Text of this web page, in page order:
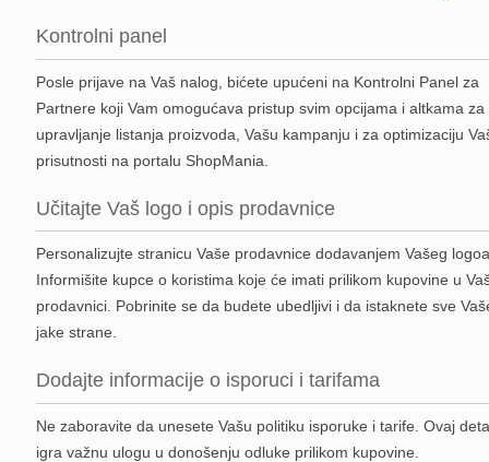
Kontrolni panel
Posle prijave na Vaš nalog, bićete upućeni na Kontrolni Panel za
Partnere koji Vam omogućava pristup svim opcijama i altkama za
upravljanje listanja proizvoda, Vašu kampanju i za optimizaciju
prisutnosti na portalu ShopMania.
Učitajte Vaš logo i opis prodavnice
Personalizujte stranicu Vaše prodavnice dodavanjem Vašeg
Informišite kupce o koristima koje će imati prilikom kupovine u
prodavnici. Pobrinite se da budete ubedljivi i da istaknete sve
jake strane.
Dodajte informacije o isporuci i tarifama
Ne zaboravite da unesete Vašu politiku isporuke i tarife. Ovaj
igra važnu ulogu u donošenju odluke prilikom kupovine.